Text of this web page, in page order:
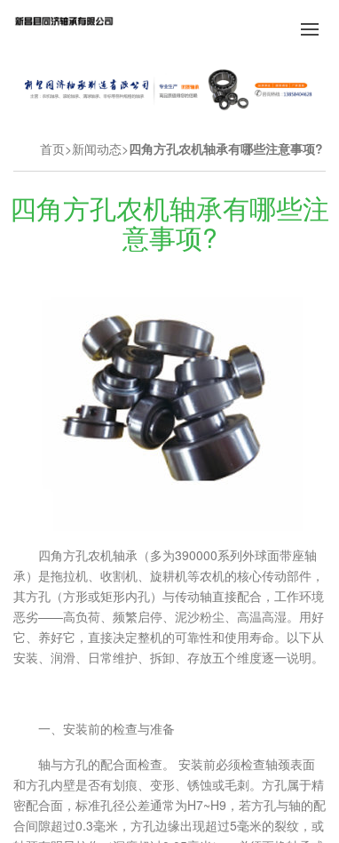
首页 新闻动态 四角方孔农机轴承有哪些注意事项?
四角方孔农机轴承有哪些注
意事项?
四角方孔农机轴承（多为390000系列外球面带座轴
承）是拖拉机、收割机、旋耕机等农机的核心传动部件，
其方孔（方形或矩形内孔）与传动轴直接配合，工作环境
恶劣——高负荷、频繁启停、泥沙粉尘、高温高湿。用好
它、养好它，直接决定整机的可靠性和使用寿命。以下从
安装、润滑、日常维护、拆卸、存放五个维度逐一说明。
一、安装前的检查与准备
轴与方孔的配合面检查。 安装前必须检查轴颈表面
和方孔内壁是否有划痕、变形、锈蚀或毛刺。方孔属于精
密配合面，标准孔径公差通常为H7~H9，若方孔与轴的配
合间隙超过0.3毫米，方孔边缘出现超过5毫米的裂纹，或